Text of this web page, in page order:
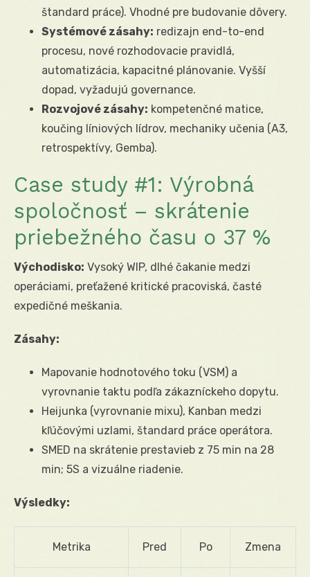
štandard práce). Vhodné pre budovanie dôvery.
Systémové zásahy: redizajn end-to-end
procesu, nové rozhodovacie pravidlá,
automatizácia, kapacitné plánovanie. Vyšší
dopad, vyžadujú governance.
Rozvojové zásahy: kompetenčné matice,
koučing líniových lídrov, mechaniky učenia (A3,
retrospektívy, Gemba).
Case study #1: Výrobná
spoločnosť – skrátenie
priebežného času o 37 %
Východisko: Vysoký WIP, dlhé čakanie medzi
operáciami, preťažené kritické pracoviská, časté
expedičné meškania.
Zásahy:
Mapovanie hodnotového toku (VSM) a
vyrovnanie taktu podľa zákazníckeho dopytu.
Heijunka (vyrovnanie mixu), Kanban medzi
kľúčovými uzlami, štandard práce operátora.
SMED na skrátenie prestavieb z 75 min na 28
min; 5S a vizuálne riadenie.
Výsledky:
Metrika Pred Po Zmena